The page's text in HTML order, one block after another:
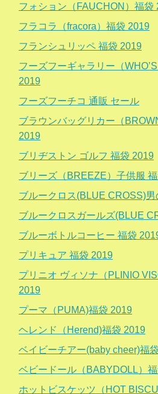
フォション（FAUCHON）福袋
フラコラ（fracora）福袋 2019
フランシュリッペ 福袋 2019
フーズフーギャラリー（
2019
フーズフーチコ 通販 セール
ブラウンバッグリカー（
2019
ブリヂストン ゴルフ 福袋 2019
ブリーズ（BREEZE）子供服
ブルークロス(BLUE CROSS)
ブルークロスガールズ(BLUE
ブルーボトルコーヒー 福袋
プリキュア 福袋 2019
プリニオ ヴィソナ（PLINIO
2019
プーマ（PUMA)福袋 2019
ヘレンド（Herend)福袋 2019
ベイビーチアー(baby cheer)福
ベビードール（BABYDOLL）
ホットビスケッツ（HOT